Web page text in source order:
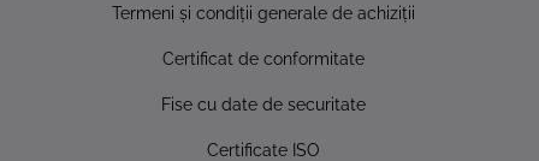
Termeni şi condiţii generale de achiziţii
Certificat de conformitate
Fise cu date de securitate
Certificate ISO